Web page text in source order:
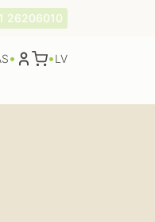
26206010
• •LV